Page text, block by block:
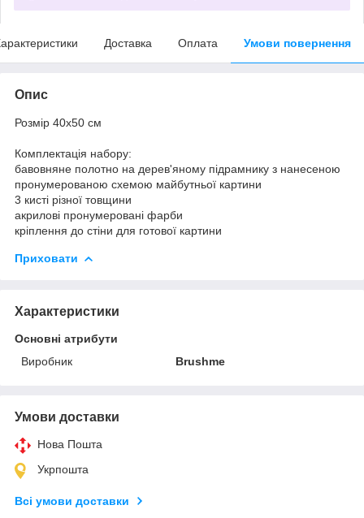
Доставка Оплата Умови повернення
Опис
Розмір 40x50 см
Комплектація набору:
бавовняне полотно на дерев'яному підрамнику з нанесеною
пронумерованою схемою майбутньої картини
3 кисті різної товщини
акрилові пронумеровані фарби
кріплення до стіни для готової картини
Приховати
Характеристики
Основні атрибути
Виробник
Brushme
Умови доставки
Нова Пошта
Укрпошта
Всі умови доставки